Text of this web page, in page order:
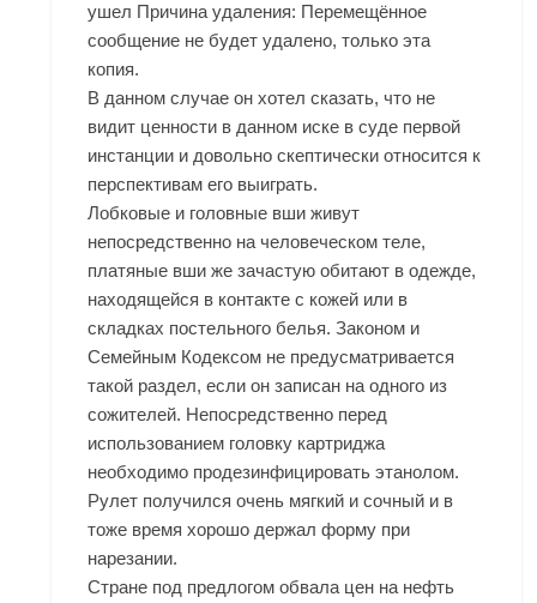
ушел Причина удаления: Перемещённое
сообщение не будет удалено, только эта
копия.
В данном случае он хотел сказать, что не
видит ценности в данном иске в суде первой
инстанции и довольно скептически относится к
перспективам его выиграть.
Лобковые и головные вши живут
непосредственно на человеческом теле,
платяные вши же зачастую обитают в одежде,
находящейся в контакте с кожей или в
складках постельного белья. Законом и
Семейным Кодексом не предусматривается
такой раздел, если он записан на одного из
сожителей. Непосредственно перед
использованием головку картриджа
необходимо продезинфицировать этанолом.
Рулет получился очень мягкий и сочный и в
тоже время хорошо держал форму при
нарезании.
Стране под предлогом обвала цен на нефть